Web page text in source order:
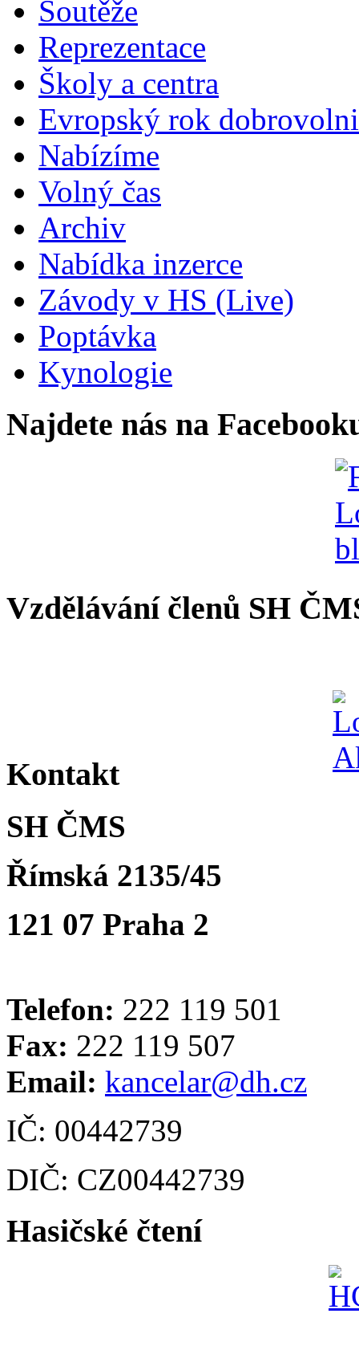
Soutěže
Reprezentace
Školy a centra
Evropský rok
Nabízíme
Volný čas
Archiv
Nabídka inzerce
Závody v HS (Live)
Poptávka
Kynologie
Najdete nás na
Vzdělávání členů SH
Kontakt
SH ČMS
Římská 2135/45
121 07 Praha 2
Telefon: 222 119 501
Fax: 222 119 507
Email: kancelar@dh.cz
IČ: 00442739
DIČ: CZ00442739
Hasičské čtení